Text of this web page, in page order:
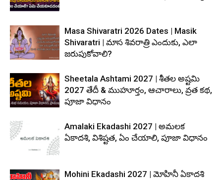
Masa Shivaratri 2026 Dates | Masik
Shivaratri | మాస శివరాత్రి ఎందుకు, ఎలా
జరుపుకోవాలి?
Sheetala Ashtami 2027 | శీతల అష్టమి
2027 తేదీ & ముహూర్తం, ఆచారాలు, వ్రత కథ,
పూజా విధానం
Amalaki Ekadashi 2027 | అమలక
ఏకాదశి, విశిష్టత, ఏం చేయాలి, పూజా విధానం
Mohini Ekadashi 2027 | మోహినీ ఏకాదశి